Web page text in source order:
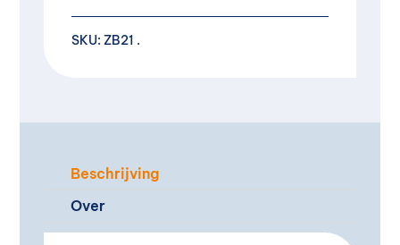
e
SKU: ZB21
Beschrijving
Over